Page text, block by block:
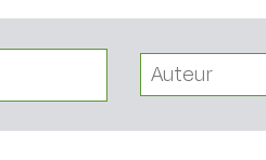
Auteur